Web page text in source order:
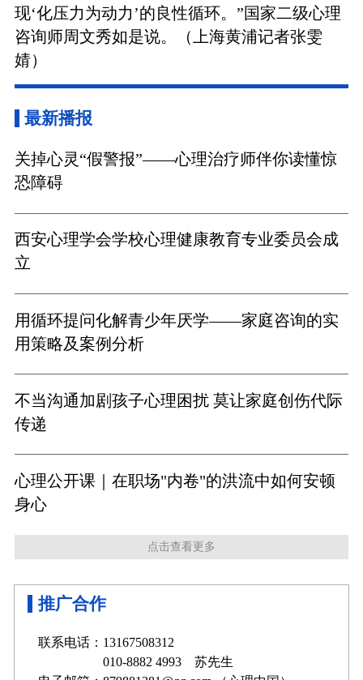
现‘化压力为动力’的良性循环。”国家二级心理
咨询师周文秀如是说。（上海黄浦记者张雯
婧）
最新播报
关掉心灵“假警报”——心理治疗师伴你读懂惊
恐障碍
西安心理学会学校心理健康教育专业委员会成
立
用循环提问化解青少年厌学——家庭咨询的实
用策略及案例分析
不当沟通加剧孩子心理困扰 莫让家庭创伤代际
传递
心理公开课｜在职场"内卷"的洪流中如何安顿
身心
点击查看更多
推广合作
联系电话：13167508312
010-8882 4993 苏先生